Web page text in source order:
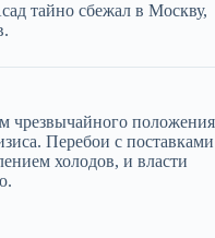
тайно сбежал в Москву,
чрезвычайного положения
Перебои с поставками
холодов, и власти